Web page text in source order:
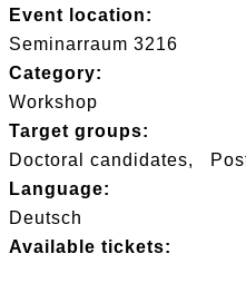
Event location:
Seminarraum 3216
Category:
Workshop
Target groups:
Doctoral candidates
Language:
Deutsch
Available tickets: